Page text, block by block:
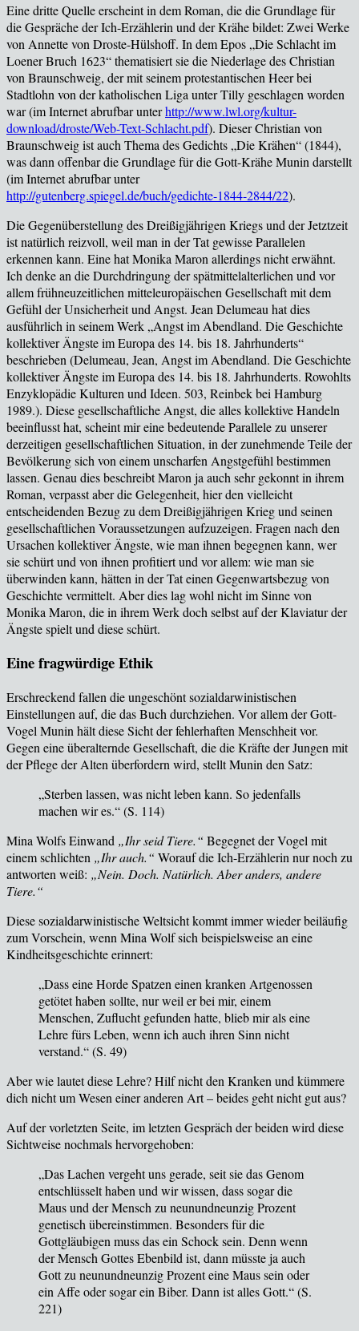
Eine dritte Quelle erscheint in dem Roman, die die Grundlage für
die Gespräche der Ich-Erzählerin und der Krähe bildet: Zwei Werke
von Annette von Droste-Hülshoff. In dem Epos „Die Schlacht im
Loener Bruch 1623“ thematisiert sie die Niederlage des Christian
von Braunschweig, der mit seinem protestantischen Heer bei
Stadtlohn von der katholischen Liga unter Tilly geschlagen worden
war (im Internet abrufbar unterhttp://www.lwl.org/kultur-
download/droste/Web-Text-Schlacht.pdf). Dieser Christian von
Braunschweig ist auch Thema des Gedichts „Die Krähen“ (1844),
was dann offenbar die Grundlage für die Gott-Krähe Munin darstellt
(im Internet abrufbar unter
http://gutenberg.spiegel.de/buch/gedichte-1844-2844/22).
Die Gegenüberstellung des Dreißigjährigen Kriegs und der Jetztzeit
ist natürlich reizvoll, weil man in der Tat gewisse Parallelen
erkennen kann. Eine hat Monika Maron allerdings nicht erwähnt.
Ich denke an die Durchdringung der spätmittelalterlichen und vor
allem frühneuzeitlichen mitteleuropäischen Gesellschaft mit dem
Gefühl der Unsicherheit und Angst. Jean Delumeau hat dies
ausführlich in seinem Werk „Angst im Abendland. Die Geschichte
kollektiver Ängste im Europa des 14. bis 18. Jahrhunderts“
beschrieben (Delumeau, Jean, Angst im Abendland. Die Geschichte
kollektiver Ängste im Europa des 14. bis 18. Jahrhunderts. Rowohlts
Enzyklopädie Kulturen und Ideen. 503, Reinbek bei Hamburg
1989.). Diese gesellschaftliche Angst, die alles kollektive Handeln
beeinflusst hat, scheint mir eine bedeutende Parallele zu unserer
derzeitigen gesellschaftlichen Situation, in der zunehmende Teile der
Bevölkerung sich von einem unscharfen Angstgefühl bestimmen
lassen. Genau dies beschreibt Maron ja auch sehr gekonnt in ihrem
Roman, verpasst aber die Gelegenheit, hier den vielleicht
entscheidenden Bezug zu dem Dreißigjährigen Krieg und seinen
gesellschaftlichen Voraussetzungen aufzuzeigen. Fragen nach den
Ursachen kollektiver Ängste, wie man ihnen begegnen kann, wer
sie schürt und von ihnen profitiert und vor allem: wie man sie
überwinden kann, hätten in der Tat einen Gegenwartsbezug von
Geschichte vermittelt. Aber dies lag wohl nicht im Sinne von
Monika Maron, die in ihrem Werk doch selbst auf der Klaviatur der
Ängste spielt und diese schürt.
Eine fragwürdige Ethik
Erschreckend fallen die ungeschönt sozialdarwinistischen
Einstellungen auf, die das Buch durchziehen. Vor allem der Gott-
Vogel Munin hält diese Sicht der fehlerhaften Menschheit vor.
Gegen eine überalternde Gesellschaft, die die Kräfte der Jungen mit
der Pflege der Alten überfordern wird, stellt Munin den Satz:
„Sterben lassen, was nicht leben kann. So jedenfalls
machen wir es.“ (S. 114)
Mina Wolfs Einwand „Ihr seid Tiere.“ Begegnet der Vogel mit
einem schlichten „Ihr auch.“ Worauf die Ich-Erzählerin nur noch zu
antworten weiß: „Nein. Doch. Natürlich. Aber anders, andere
Tiere.“
Diese sozialdarwinistische Weltsicht kommt immer wieder beiläufig
zum Vorschein, wenn Mina Wolf sich beispielsweise an eine
Kindheitsgeschichte erinnert:
„Dass eine Horde Spatzen einen kranken Artgenossen
getötet haben sollte, nur weil er bei mir, einem
Menschen, Zuflucht gefunden hatte, blieb mir als eine
Lehre fürs Leben, wenn ich auch ihren Sinn nicht
verstand.“ (S. 49)
Aber wie lautet diese Lehre? Hilf nicht den Kranken und kümmere
dich nicht um Wesen einer anderen Art – beides geht nicht gut aus?
Auf der vorletzten Seite, im letzten Gespräch der beiden wird diese
Sichtweise nochmals hervorgehoben:
„Das Lachen vergeht uns gerade, seit sie das Genom
entschlüsselt haben und wir wissen, dass sogar die
Maus und der Mensch zu neunundneunzig Prozent
genetisch übereinstimmen. Besonders für die
Gottgläubigen muss das ein Schock sein. Denn wenn
der Mensch Gottes Ebenbild ist, dann müsste ja auch
Gott zu neunundneunzig Prozent eine Maus sein oder
ein Affe oder sogar ein Biber. Dann ist alles Gott.“ (S.
221)